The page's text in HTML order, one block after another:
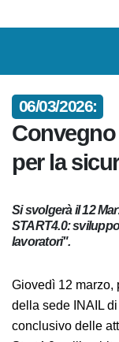
06/03/2026:
per la
Si svolgerà il 12
START4.0:
lavoratori".
Giovedì 12
della sede INAIL
conclusivo delle